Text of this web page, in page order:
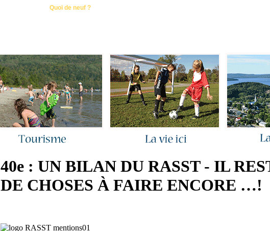
Quoi de neuf ?
40e : UN BILAN DU RASST - IL
DE CHOSES À FAIRE ENCORE …!